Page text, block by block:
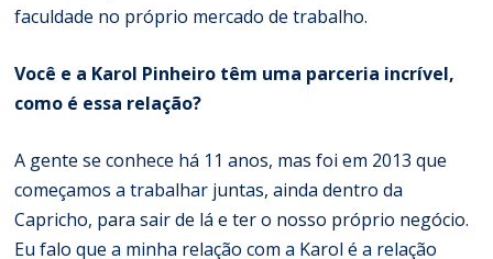
faculdade no próprio mercado de trabalho.
Você e a Karol Pinheiro têm uma parceria incrível,
como é essa relação?
A gente se conhece há 11 anos, mas foi em 2013 que
começamos a trabalhar juntas, ainda dentro da
Capricho, para sair de lá e ter o nosso próprio negócio.
Eu falo que a minha relação com a Karol é a relação